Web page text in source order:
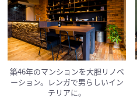
築46年のマンションを大胆リノベ
ーション。レンガで男らしいイン
テリアに。